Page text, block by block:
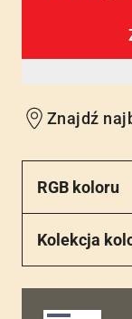
Znajdź
RGB koloru
Kolekcja